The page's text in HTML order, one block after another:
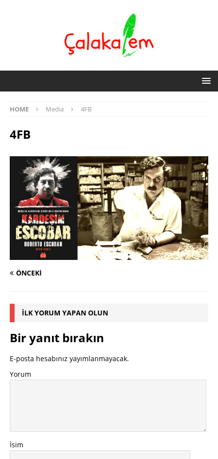
HOME Media 4FB
4FB
ÖNCEKI
İLK YORUM YAPAN OLUN
Bir yanıt bırakın
E-posta hesabınız yayımlanmayacak.
Yorum
İsim